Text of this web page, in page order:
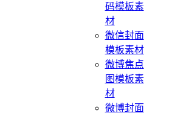
码模板素
材
微信封面
模板素材
微博焦点
图模板素
材
微博封面